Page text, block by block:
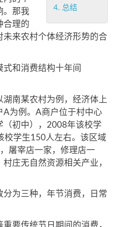
4. 总结
。那我
合理的
来农村个体经济形势的合
和消费结构十年间
湖南某农村为例，经济体上
A为例。A商户位于村中心
（初中），2008年该校学
校学生150人左右。该区域
屠宰店一家，修理店一
庄无自然资源相关产业，
为三种，年节消费，日常